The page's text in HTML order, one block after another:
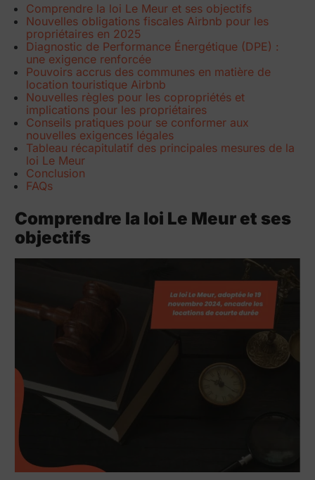
Comprendre la loi Le Meur et ses objectifs
Nouvelles obligations fiscales Airbnb pour les
propriétaires en 2025
Diagnostic de Performance Énergétique (DPE) :
une exigence renforcée
Pouvoirs accrus des communes en matière de
location touristique Airbnb
Nouvelles règles pour les copropriétés et
implications pour les propriétaires
Conseils pratiques pour se conformer aux
nouvelles exigences légales
Tableau récapitulatif des principales mesures de la
loi Le Meur
Conclusion
FAQs
Comprendre la loi Le Meur et ses
objectifs